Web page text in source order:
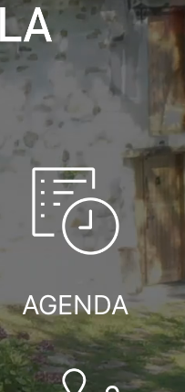
AGENDA